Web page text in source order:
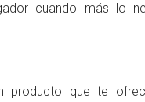
cuando más lo
producto que te